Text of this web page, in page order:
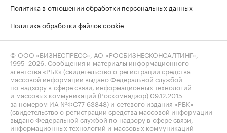
Политика в отношении обработки персональных данных
Политика обработки файлов cookie
© ООО «БИЗНЕСПРЕСС», АО «РОСБИЗНЕСКОНСАЛТИНГ»,
1995–2026. Сообщения и материалы информационного
агентства «РБК» (свидетельство о регистрации средства
массовой информации выдано Федеральной службой
по надзору в сфере связи, информационных технологий
и массовых коммуникаций (Роскомнадзор) 09.12.2015
за номером ИА №ФС77-63848) и сетевого издания «РБК»
(свидетельство о регистрации средства массовой информации
выдано Федеральной службой по надзору в сфере связи,
информационных технологий и массовых коммуникаций